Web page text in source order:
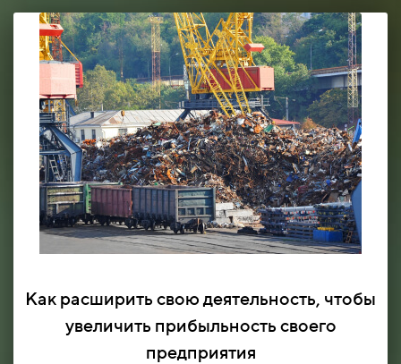
Как расширить свою деятельность, чтобы
увеличить прибыльность своего
предприятия